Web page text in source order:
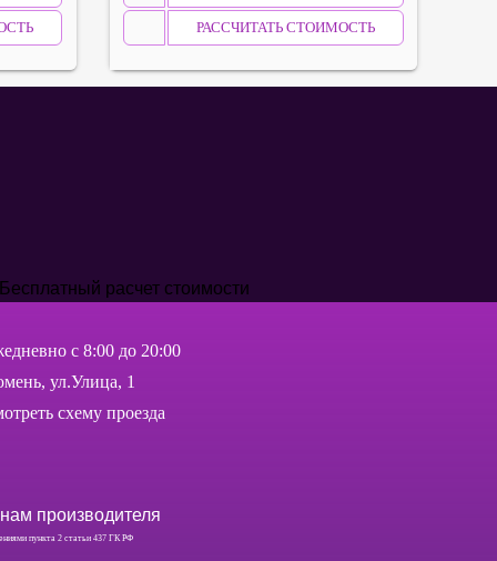
РАССЧИТАТЬ СТОИМОСТЬ
c 8:00 до 20:00
ул.Улица, 1
схему проезда
производителя
пункта 2 статьи 437 ГК РФ